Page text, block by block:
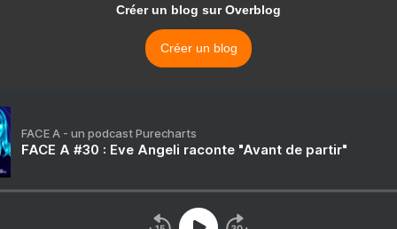
Créer un blog sur Overblog
Créer un blog
FACE A - un podcast Purecharts
FACE A #30 : Eve Angeli raconte "Avant de partir"